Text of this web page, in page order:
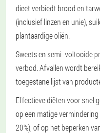
dieet verbiedt brood en
(inclusief linzen en unie),
plantaardige oliën.
Sweets en semi -voltooide
verbod. Afvallen wordt
toegestane lijst van
Effectieve diëten voor snel
op een matige
20%), of op het beperken